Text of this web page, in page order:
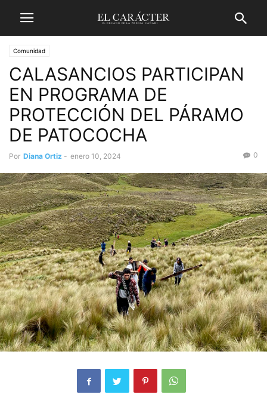
Comunidad
CALASANCIOS PARTICIPAN
EN PROGRAMA DE
PROTECCIÓN DEL PÁRAMO
DE PATOCOCHA
Por Diana Ortiz - enero 10, 2024 0